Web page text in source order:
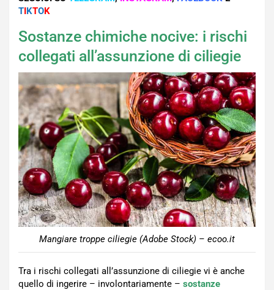
TIKTOK
Sostanze chimiche nocive: i rischi
collegati all’assunzione di ciliegie
Mangiare troppe ciliegie (Adobe Stock) – ecoo.it
Tra i rischi collegati all’assunzione di ciliegie vi è anche
quello di ingerire – involontariamente – sostanze